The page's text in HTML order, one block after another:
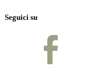
Seguici su